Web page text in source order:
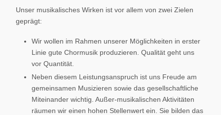
Unser musikalisches Wirken ist vor allem von zwei Zielen
geprägt:
Wir wollen im Rahmen unserer Möglichkeiten in erster
Linie gute Chormusik produzieren. Qualität geht uns
vor Quantität.
Neben diesem Leistungsanspruch ist uns Freude am
gemeinsamen Musizieren sowie das gesellschaftliche
Miteinander wichtig. Außer-musikalischen Aktivitäten
räumen wir einen hohen Stellenwert ein. Sie bilden das